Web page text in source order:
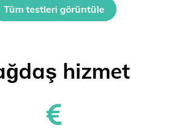
Tüm testleri görüntüle
hizmet